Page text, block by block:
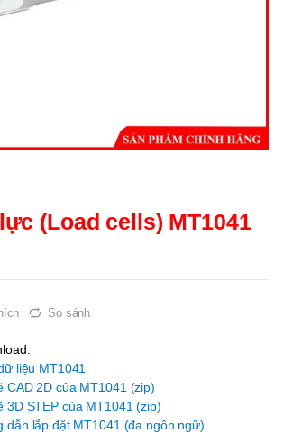
(Load cells) MT1041
So sánh
liệu MT1041
CAD 2D của MT1041 (zip)
3D STEP của MT1041 (zip)
dẫn lắp đặt MT1041 (đa ngôn ngữ)